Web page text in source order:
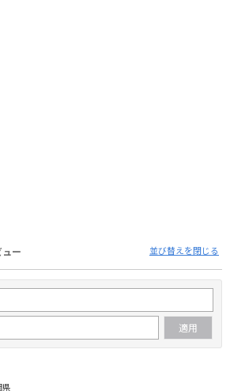
ー 並び替えを閉じる
県